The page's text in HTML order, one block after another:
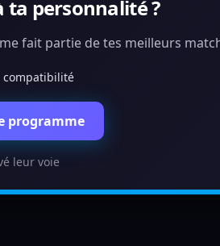
ta personnalité ?
fait partie de tes meilleurs
compatibilité
programme
leur voie